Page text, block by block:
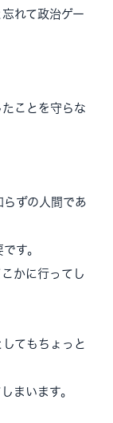
れて政治ゲー
ことを守らな
ずの人間であ
す。
かに行ってし
てもちょっと
まいます。